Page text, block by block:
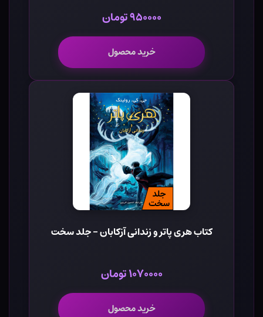
۹۵۰۰۰۰ تومان
خرید محصول
کتاب هری پاتر و زندانی آزکابان - جلد سخت
۱۰۷۰۰۰۰ تومان
خرید محصول